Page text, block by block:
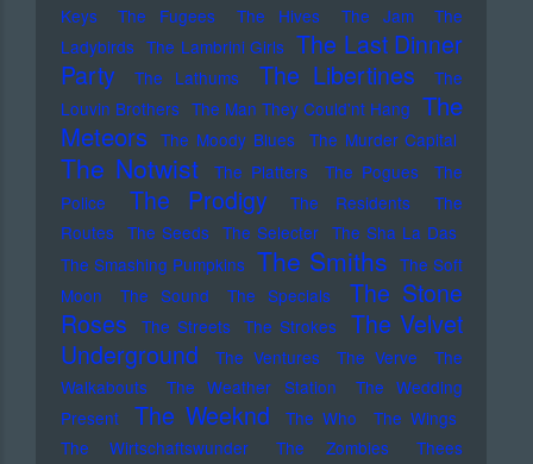
Keys
The Fugees The Hives The Jam
The
Ladybirds The Lambrini Girls The Last Dinner
Party
The Lathums The Libertines
The
Louvin Brothers The Man They Could'nt Hang The
Meteors The Moody Blues The Murder Capital
The Notwist The Platters The Pogues
The
Police
The Prodigy The Residents
The
Routes The Seeds The Selecter The Sha La Das
The Smashing Pumpkins The Smiths The Soft
Moon
The Sound The Specials
The Stone
Roses
The Streets The Strokes
The Velvet
Underground
The Ventures The Verve
The
Walkabouts
The Weather Station
The Wedding
Present
The Weeknd The Who
The Wings
The Wirtschaftswunder
The Zombies
Thees